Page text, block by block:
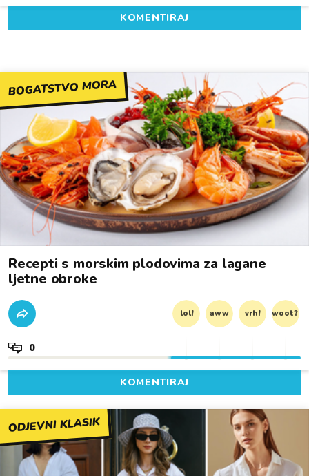
KOMENTIRAJ
BOGATSTVO MORA
Recepti s morskim plodovima za lagane
ljetne obroke
lol! aww vrh! woot?!
0
KOMENTIRAJ
ODJEVNI KLASIK